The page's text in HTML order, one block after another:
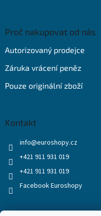
Proč nakupovat od nás
Autorizovaný prodejce
Záruka vrácení peněz
Pouze originální zboží
Kontakt
info@euroshopy.cz
+421 911 931 019
+421 911 931 019
Facebook Euroshopy